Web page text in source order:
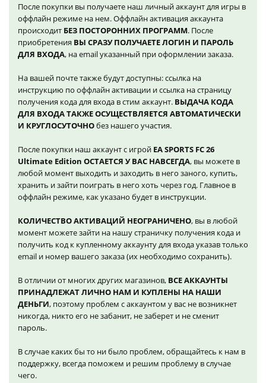
После покупки вы получаете наш личный аккаунт для игры в
оффлайн режиме на нем. Оффлайн активация аккаунта
происходит БЕЗ ПОСТОРОННИХ ПРОГРАММ. После
приобретения ВЫ СРАЗУ ПОЛУЧАЕТЕ ЛОГИН И ПАРОЛЬ
ДЛЯ ВХОДА, на email указанный при оформлении заказа.
На вашей почте также будут доступны: ссылка на
инструкцию по оффлайн активации и ссылка на страницу
получения кода для входа в стим аккаунт. ВЫДАЧА КОДА
ДЛЯ ВХОДА ТАКЖЕ ОСУЩЕСТВЛЯЕТСЯ АВТОМАТИЧЕСКИ
И КРУГЛОСУТОЧНОбез нашего участия.
После покупки наш аккаунт с игрой EA SPORTS FC 26
Ultimate Edition ОСТАЕТСЯ У ВАС НАВСЕГДА, вы можете в
любой момент выходить и заходить в него заного, купить,
хранить и зайти поиграть в него хоть через год. Главное в
оффлайн режиме, как указано будет в инструкции.
КОЛИЧЕСТВО АКТИВАЦИЙ НЕОГРАНИЧЕНО, вы в любой
момент можете зайти на нашу страничку получения кода и
получить код к купленному аккаунту для входа указав только
email и номер вашего заказа (их необходимо сохранить).
В отличии от многих других магазинов, ВСЕ АККАУНТЫ
ПРИНАДЛЕЖАТ ЛИЧНО НАМ И КУПЛЕНЫ НА НАШИ
ДЕНЬГИ, поэтому проблем с аккаунтом у вас не возникнет
никогда, никто его не забанит, не заберет и не сменит
пароль.
В случае каких бы то ни было проблем, обращайтесь к нам в
поддержку, всегда поможем и решим проблему в случае
чего.